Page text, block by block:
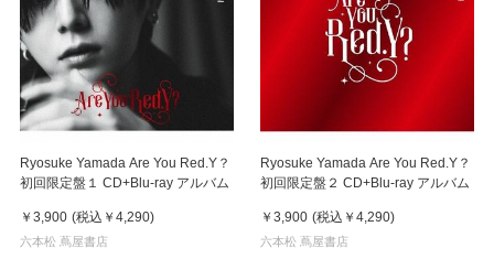
Ryosuke Yamada Are You Red.Y？
初回限定盤１ CD+Blu-ray アルバム
￥3,900 (税込 ￥4,290)
六本松 蔦屋書店
Ryosuke Yamada Are You Red.Y？
初回限定盤２ CD+Blu-ray アルバム
￥3,900 (税込 ￥4,290)
六本松 蔦屋書店